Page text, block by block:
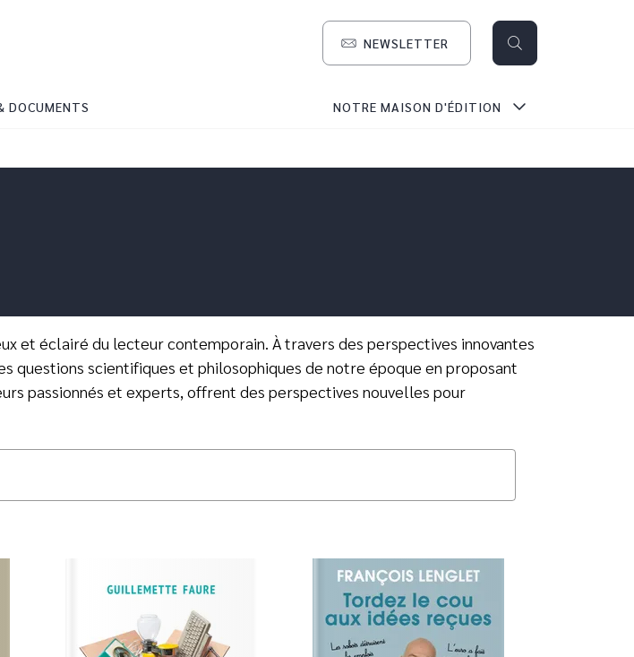
NEWSLETTER
DOCUMENTS NOTRE MAISON D'ÉDITION
et éclairé du lecteur contemporain. À travers des perspectives innovantes
questions scientifiques et philosophiques de notre époque en proposant
passionnés et experts, offrent des perspectives nouvelles pour